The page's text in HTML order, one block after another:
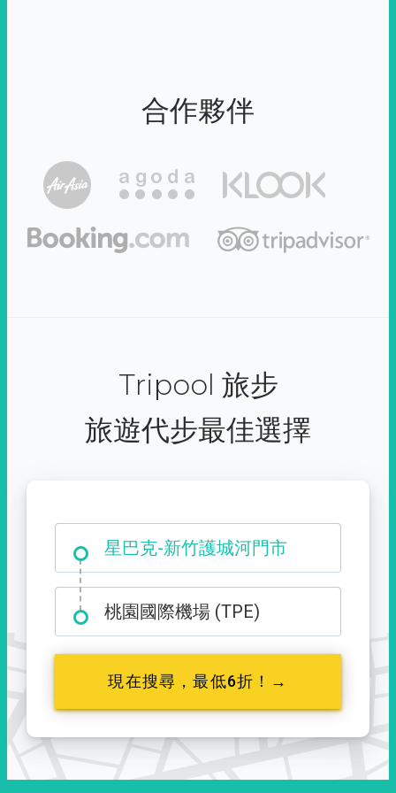
合作夥伴
Tripool 旅步
旅遊代步最佳選擇
星巴克-新竹護城河門市
大霸尖山登山口
桃園國際機場 (TPE)
現在搜尋，最低6折！→